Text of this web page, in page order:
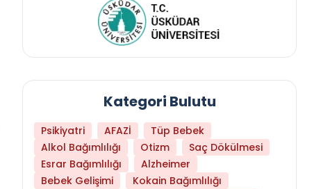
Kategori Bulutu
Psikiyatri AFAZİ
Tüp Bebek
Alkol Bağımlılığı
Otizm
Saç Dökülmesi
Esrar Bağımlılığı
Alzheimer
Bebek Gelişimi
Kokain Bağımlılığı